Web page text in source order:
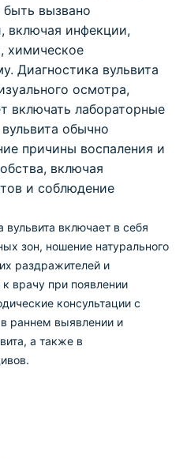
вызвано
включая инфекции,
химическое
Диагностика вульвита
осмотра,
включать лабораторные
обычно
причины воспаления и
включая
и соблюдение
включает в себя
зон, ношение натурального
раздражителей и
врачу при появлении
консультации с
раннем выявлении и
а также в